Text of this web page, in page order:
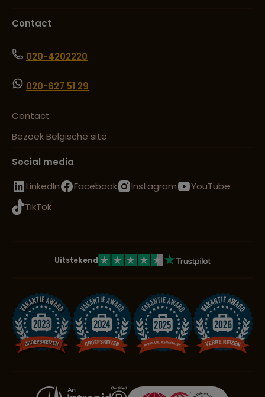
Contact
020-4202220
020-627 51 29
Contact
Bezoek Belgische site
Social media
LinkedIn
Facebook Instagram
YouTube
TikTok
Uitstekend